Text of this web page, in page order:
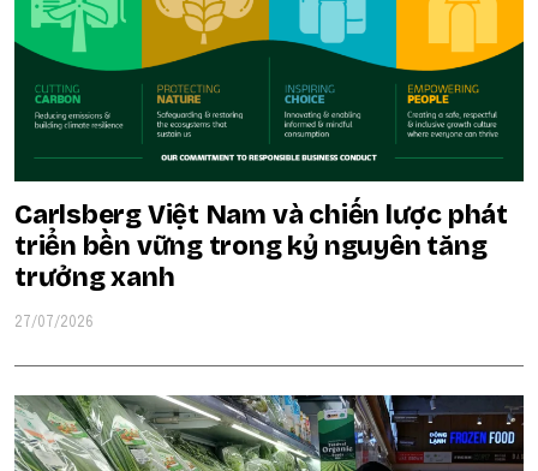
Carlsberg Việt Nam và chiến lược phát
triển bền vững trong kỷ nguyên tăng
trưởng xanh
27/07/2026